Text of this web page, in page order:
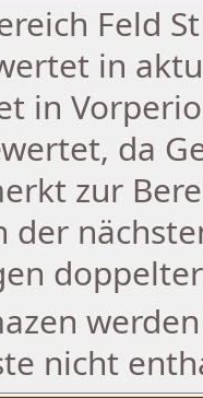
Feld
in
in
da
zur
der
nicht